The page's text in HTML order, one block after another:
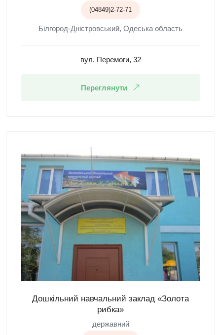
(04849)2-72-71
Білгород-Дністровський, Одеська область
вул. Перемоги, 32
Переглянути
Дошкільний навчальний заклад «Золота
рибка»
державний